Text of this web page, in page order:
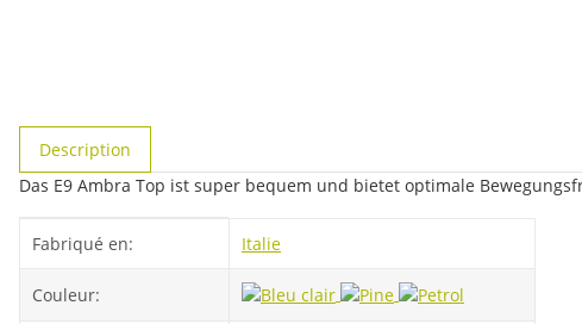
Description
Das E9 Ambra Top ist super bequem und bietet optimale
Fabriqué en: Italie
Couleur: